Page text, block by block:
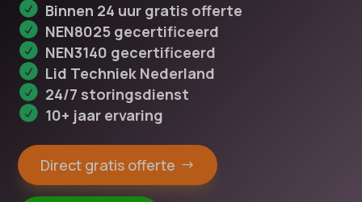
Binnen 24 uur gratis offerte
NEN8025 gecertificeerd
NEN3140 gecertificeerd
Lid Techniek Nederland
24/7 storingsdienst
10+ jaar ervaring
Direct gratis offerte